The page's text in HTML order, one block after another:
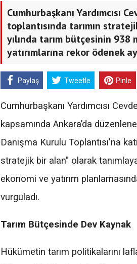
Cumhurbaşkanı Yardımcısı
toplantısında tarımın
yılında tarım bütçesinin 938
yatırımlarına rekor ödenek
Paylaş Tweetle Pinle
Cumhurbaşkanı Yardımcısı
kapsamında Ankara’da
Danışma Kurulu Toplantısı'na
stratejik bir alan" olarak
ekonomi ve yatırım
vurguladı.
Tarım Bütçesinde Dev Kaynak
Hükümetin tarım politikalarını